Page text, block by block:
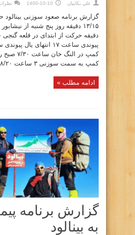
علي بكاييان 1400-10-10
گزارش برنامه صعود سوزنی
دقیقه حرکت از ابتدای در قلعه
کمپ در
کمپ به سمت سوزنی ۳ ساعت ۸/۲۰ ابتدای ...
ادامه مطلب »
گزارش برنامه
به بینالود